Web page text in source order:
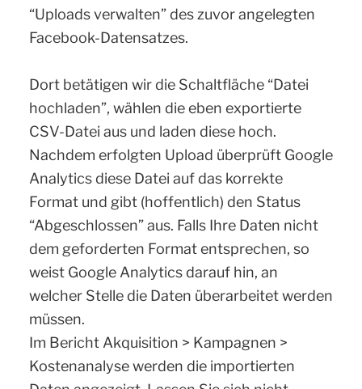
“Uploads verwalten” des zuvor angelegten
Facebook-Datensatzes.
Dort betätigen wir die Schaltfläche “Datei
hochladen”, wählen die eben exportierte
CSV-Datei aus und laden diese hoch.
Nachdem erfolgten Upload überprüft Google
Analytics diese Datei auf das korrekte
Format und gibt (hoffentlich) den Status
“Abgeschlossen” aus. Falls Ihre Daten nicht
dem geforderten Format entsprechen, so
weist Google Analytics darauf hin, an
welcher Stelle die Daten überarbeitet werden
müssen.
Im Bericht Akquisition > Kampagnen >
Kostenanalyse werden die importierten